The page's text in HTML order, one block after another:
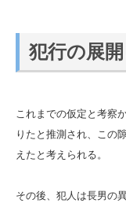
犯行の展
これまでの仮定と考察
りたと推測され、この
えたと考えられる。
その後、犯人は長男の